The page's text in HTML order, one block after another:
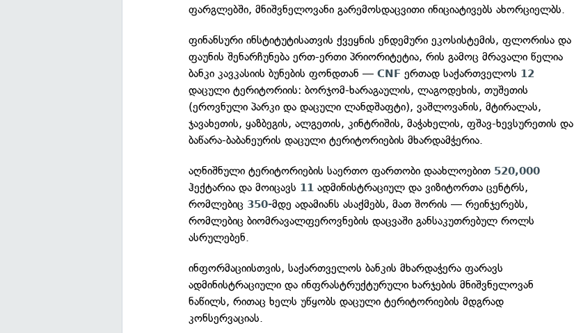
ფარგლებში, მნიშვნელოვანი გარემოსდაცვითი ინიციატივებს ახორციელბს.
ფინანსური ინსტიტუტისათვის ქვეყნის ენდემური ეკოსისტემის, ფლორისა და
ფაუნის შენარჩუნება ერთ-ერთი პრიორიტეტია, რის გამოც მრავალი წელია
ბანკი კავკასიის ბუნების ფონდთან —CNF ერთად საქართველოს 12
დაცული ტერიტორიის: ბორჯომ-ხარაგაულის, ლაგოდეხის, თუშეთის
(ეროვნული პარკი და დაცული ლანდშაფტი), ვაშლოვანის, მტირალას,
ჯავახეთის, ყაზბეგის, ალგეთის, კინტრიშის, მაჭახელის, ფშავ-ხევსურეთის და
ბაწარა-ბაბანეურის დაცული ტერიტორიების მხარდამჭერია.
აღნიშნული ტერიტორიების საერთო ფართობი დაახლოებით 520,000
ჰექტარია და მოიცავს 11 ადმინისტრაციულ და ვიზიტორთა ცენტრს,
რომლებიც 350-მდე ადამიანს ასაქმებს, მათ შორის — რეინჯერებს,
რომლებიც ბიომრავალფეროვნების დაცვაში განსაკუთრებულ როლს
ასრულებენ.
ინფორმაციისთვის, საქართველოს ბანკის მხარდაჭერა ფარავს
ადმინისტრაციული და ინფრასტრუქტურული ხარჯების მნიშვნელოვან
ნაწილს, რითაც ხელს უწყობს დაცული ტერიტორიების მდგრად
კონსერვაციას.